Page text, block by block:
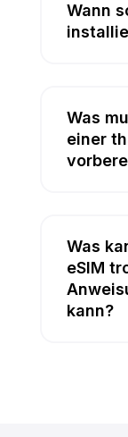
Wann
Was
einer
Was
eSIM
kann?